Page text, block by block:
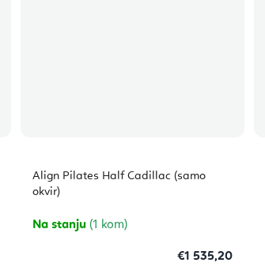
Align Pilates Half Cadillac (samo
okvir)
Na stanju (1 kom)
€1 535,20